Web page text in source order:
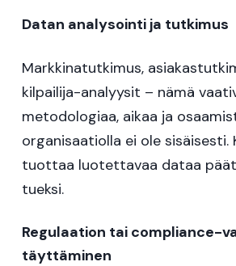
Datan analysointi ja tutkimus
Markkinatutkimus,
kilpailija-analyysit – nämä
metodologiaa, aikaa ja
organisaatiolla ei ole sisäisesti.
tuottaa luotettavaa dataa
tueksi.
Regulaation tai compliance-
täyttäminen